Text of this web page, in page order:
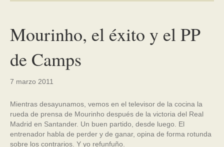
Mourinho, el éxito y el PP
de Camps
7 marzo 2011
Mientras desayunamos, vemos en el televisor de la cocina la
rueda de prensa de Mourinho después de la victoria del Real
Madrid en Santander. Un buen partido, desde luego. El
entrenador habla de perder y de ganar, opina de forma rotunda
sobre los contrarios. Y yo refunfuño.